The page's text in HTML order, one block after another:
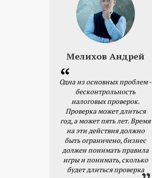
Мелихов Андрей
Одна из основных проблем -
бесконтрольность
налоговых проверок.
Проверка может длиться
год, а может пять лет. Время
на эти действия должно
быть ограничено, бизнес
должен понимать правила
игры и понимать, сколько
будет длиться проверка